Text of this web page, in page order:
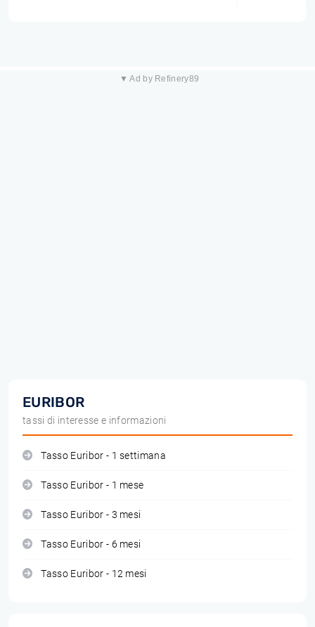
▼ Ad by Refinery89
EURIBOR
tassi di interesse e informazioni
Tasso Euribor - 1 settimana
Tasso Euribor - 1 mese
Tasso Euribor - 3 mesi
Tasso Euribor - 6 mesi
Tasso Euribor - 12 mesi